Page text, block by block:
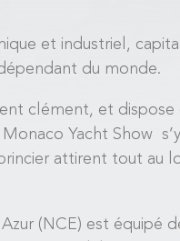
et industriel,
du monde.
clément, et
Yacht Show
attirent tout au
(NCE) est équipé